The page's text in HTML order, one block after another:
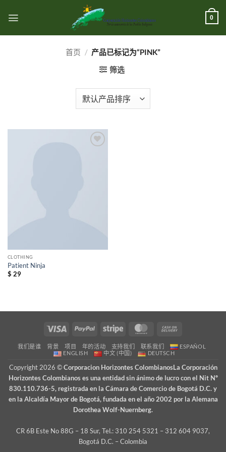
0
首页 / 产品已标记为“PINK”
筛选
CLOTHING
Patient Ninja
$ 29
Visa PayPal Stripe MasterCard
Delivery
我们是谁 背景 项目 年的活动 支持我们 联系我们
ESPAÑOL
ENGLISH
中文 (中国) DEUTSCH
Copyright 2026 ©Corporacion Horizontes ColombianosLa Corporación
Horizontes Colombianos es una entidad sin ánimo de lucro con el Nit Nº
830.110.736-5, registrada en la Cámara de Comercio de Bogotá D.C. y
en la Alcaldía Mayor de Bogotá, fundada en el año 2002 por la Alemana
Dorothea Wolf-Nuernberg.
CR 6B Este No 88G – 18 Sur, Tel.: 310 254 5321 – 312 604 9037,
Bogotá D.C. – Colombia